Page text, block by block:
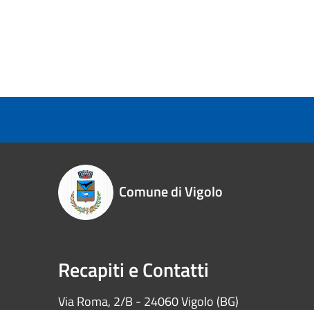
Comune di Vigolo
Recapiti e Contatti
Via Roma, 2/B - 24060 Vigolo (BG)